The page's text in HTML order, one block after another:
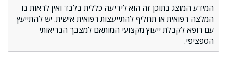
המידע המוצג בתוכן זה הוא לידיעה כללית בלבד ואין לראות בו
המלצה רפואית או תחליף להתייעצות רפואית אישית. יש להתייעץ
עם רופא לקבלת ייעוץ מקצועי המותאם למצבך הבריאותי
הספציפי.